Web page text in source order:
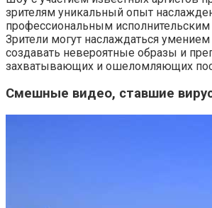
зрителям уникальный опыт
профессиональным исполнительским
Зрители могут наслаждаться умением
создавать невероятные образы и
захватывающих и ошеломляющих
Смешные видео, ставшие